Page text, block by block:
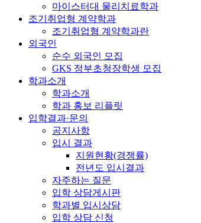
마이스터대 물리치료학과
조기취업형 계약학과
조기취업형 계약학과란
외국인
순수 외국인 모집
GKS 정부초청장학생 모집
학과소개
학과소개
학과 홍보 리플릿
입학결과·문의
공지사항
입시 결과
지원현황(경쟁률)
전년도 입시결과
자주하는 질문
입학 상담게시판
학과별 입시상담
입학 상담 신청